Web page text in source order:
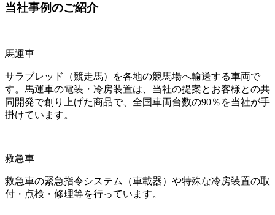
当社事例のご紹介
馬運車
サラブレッド（競走馬）を各地の競馬場へ輸送する車両で
す。馬運車の電装・冷房装置は、当社の提案とお客様との共
同開発で創り上げた商品で、全国車両台数の90％を当社が手
掛けています。
救急車
救急車の緊急指令システム（車載器）や特殊な冷房装置の取
付・点検・修理等を行っています。